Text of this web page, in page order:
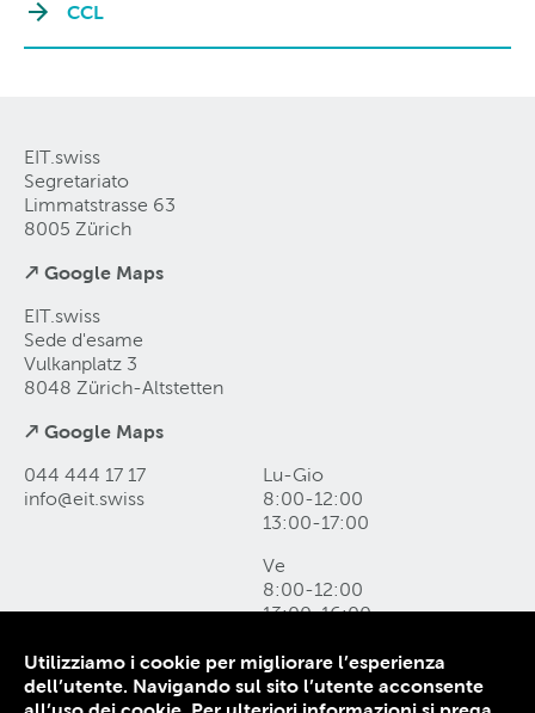
CCL
EIT.swiss
Segretariato
Limmatstrasse 63
8005 Zürich
↗ Google Maps
EIT.swiss
Sede d'esame
Vulkanplatz 3
8048 Zürich-Altstetten
↗ Google Maps
044 444 17 17
info@eit swiss
Lu-Gio
8:00-12:00
13:00-17:00
Ve
8:00-12:00
13:00-16:00
Come raggiungerci e form di contatto
Protezione dei dati
Utilizziamo i cookie per migliorare l’esperienza
dell’utente. Navigando sul sito l’utente acconsente